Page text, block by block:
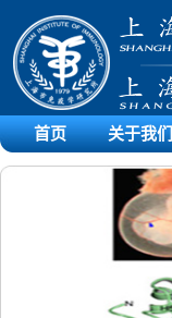
首页 关于我们